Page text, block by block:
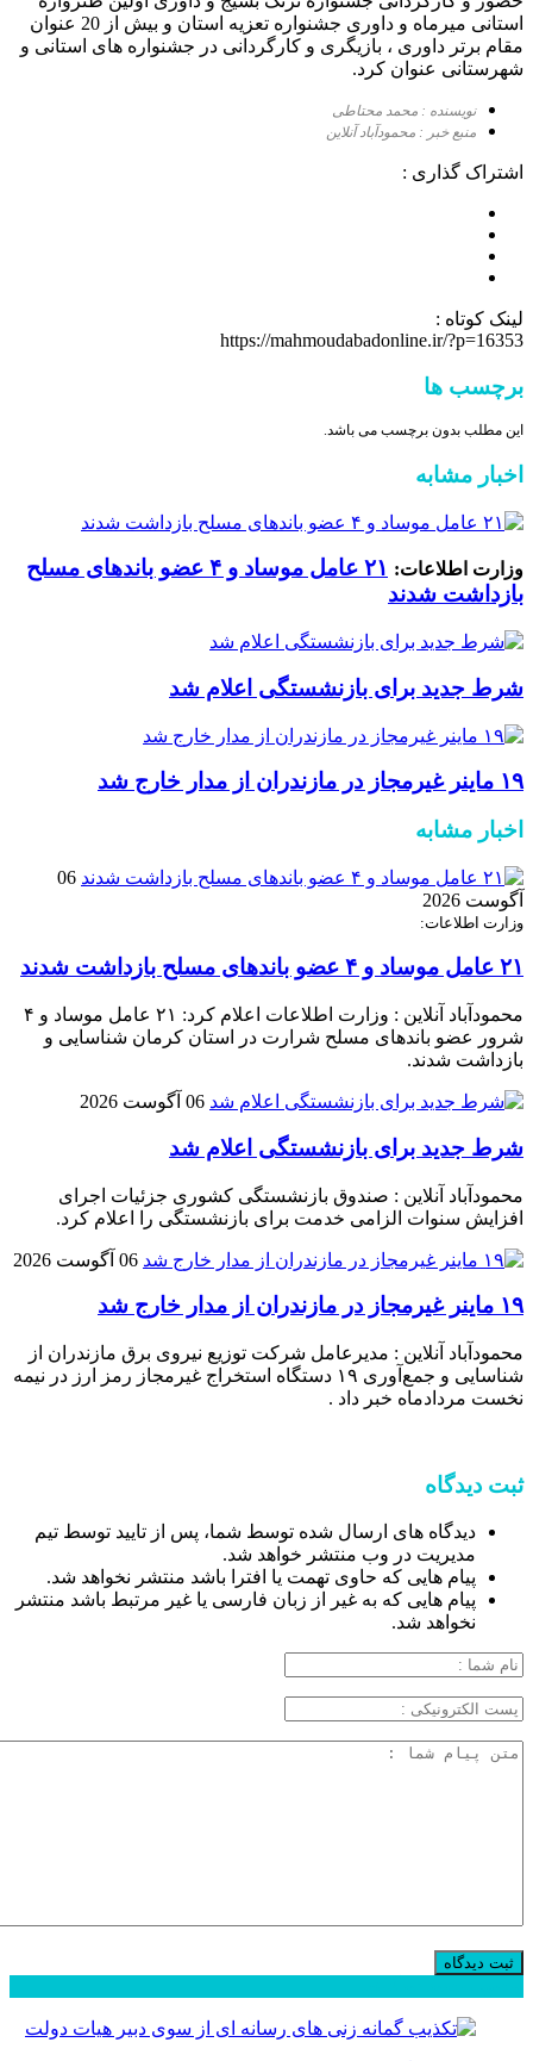
استانی میرماه و داوری جشنواره تعزیه استان و بیش از 20 عنوان
مقام برتر داوری ، بازیگری و کارگردانی در جشنواره های استانی و
شهرستانی عنوان کرد.
نویسنده : محمد محتاطی
منبع خبر : محمودآباد آنلاین
اشتراک گذاری :
لینک کوتاه :
https://mahmoudabadonline.ir/?p=16353
برچسب ها
این مطلب بدون برچسب می باشد.
اخبار مشابه
وزارت اطلاعات:
۲۱ عامل موساد و ۴ عضو باند‌های مسلح
بازداشت شدند
شرط جدید برای بازنشستگی اعلام شد
۱۹ ماینر غیرمجاز در مازندران از مدار خارج شد
اخبار مشابه
06
آگوست 2026
وزارت اطلاعات:
۲۱ عامل موساد و ۴ عضو باند‌های مسلح بازداشت شدند
محمودآباد آنلاین : وزارت اطلاعات اعلام کرد: ۲۱ عامل موساد و ۴
شرور عضو باند‌های مسلح شرارت در استان کرمان شناسایی و
بازداشت شدند.
06 آگوست 2026
شرط جدید برای بازنشستگی اعلام شد
محمودآباد آنلاین : صندوق بازنشستگی کشوری جزئیات اجرای
افزایش سنوات الزامی خدمت برای بازنشستگی را اعلام کرد.
06 آگوست 2026
۱۹ ماینر غیرمجاز در مازندران از مدار خارج شد
محمودآباد آنلاین : مدیرعامل شرکت توزیع نیروی برق مازندران از
شناسایی و جمع‌آوری ۱۹ دستگاه استخراج غیرمجاز رمز ارز در نیمه
نخست مردادماه خبر داد .
ثبت دیدگاه
دیدگاه های ارسال شده توسط شما، پس از تایید توسط تیم
مدیریت در وب منتشر خواهد شد.
پیام هایی که حاوی تهمت یا افترا باشد منتشر نخواهد شد.
پیام هایی که به غیر از زبان فارسی یا غیر مرتبط باشد منتشر
نخواهد شد.